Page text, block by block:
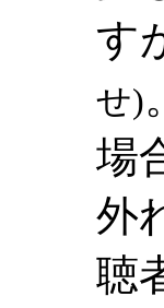
す
せ)
場
外
聴